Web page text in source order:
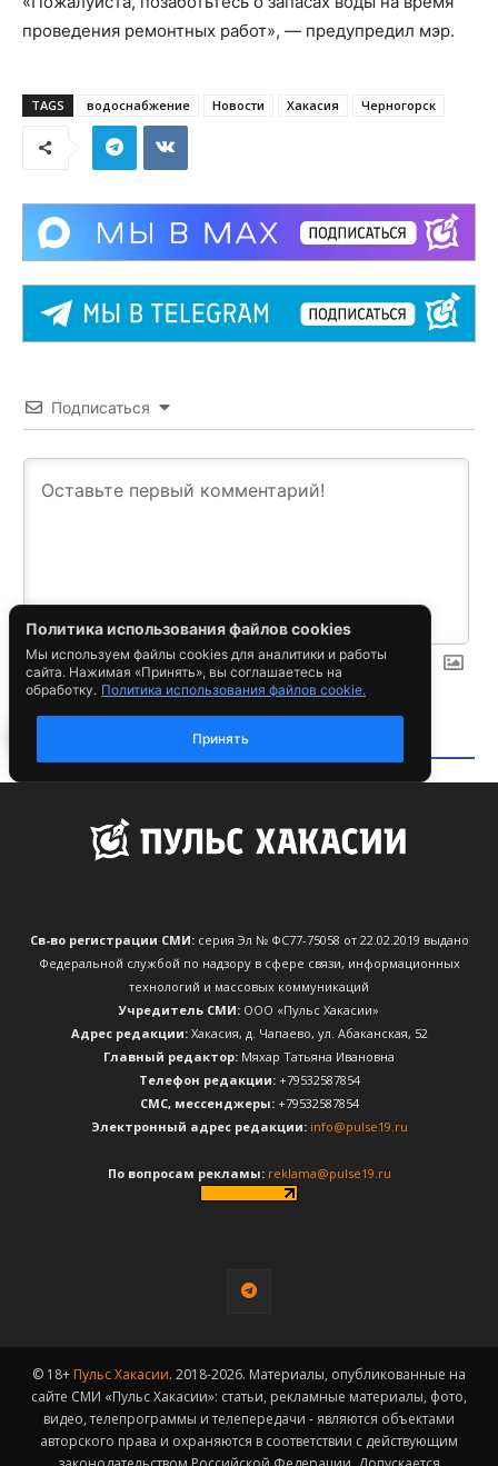
Св-во регистрации СМИ:серия Эл № ФС77-75058 от 22.02.2019 выдано
Федеральной службой по надзору в сфере связи, информационных
технологий и массовых коммуникаций
Учредитель СМИ: ООО «Пульс Хакасии»
Адрес редакции:Хакасия, д. Чапаево, ул. Абаканская, 52
Главный редактор: Мяхар Татьяна Ивановна
Телефон редакции:+79532587854
CМС, мессенджеры:+79532587854
Электронный адрес редакции: info@pulse19.ru
По вопросам рекламы: reklama@pulse19.ru
© 18+ Пульс Хакасии. 2018-2026. Материалы, опубликованные на
сайте СМИ «Пульс Хакасии»: статьи, рекламные материалы, фото,
видео, телепрограммы и телепередачи - являются объектами
авторского права и охраняются в соответствии с действующим